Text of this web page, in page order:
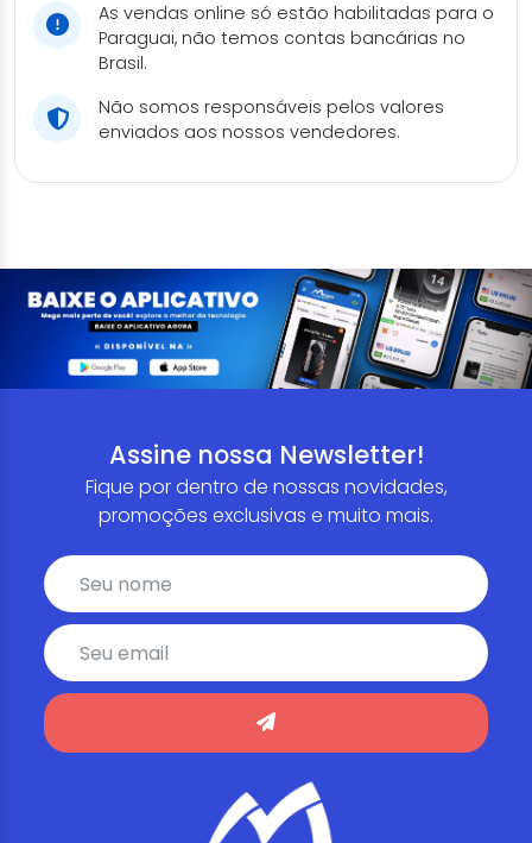
As vendas online só estão habilitadas para o
Paraguai, não temos contas bancárias no
Brasil.
Não somos responsáveis pelos valores
enviados aos nossos vendedores.
Assine nossa Newsletter!
Fique por dentro de nossas novidades,
promoções exclusivas e muito mais.